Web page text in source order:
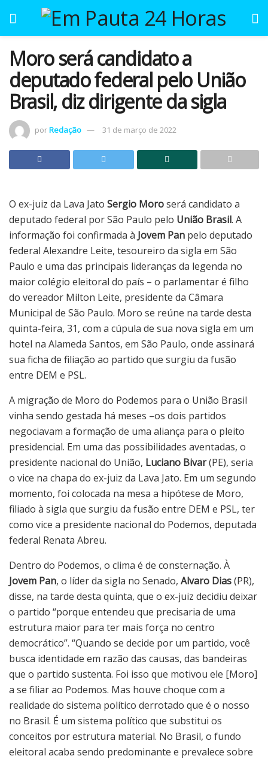
Moro será candidato a
deputado federal pelo União
Brasil, diz dirigente da sigla
porRedação 31 de março de 2022
O ex-juiz da Lava Jato Sergio Moroserá candidato a
deputado federal por São Paulo pelo União Brasil. A
informação foi confirmada à Jovem Pan pelo deputado
federal Alexandre Leite, tesoureiro da sigla em São
Paulo e uma das principais lideranças da legenda no
maior colégio eleitoral do país – o parlamentar é filho
do vereador Milton Leite, presidente da Câmara
Municipal de São Paulo. Moro se reúne na tarde desta
quinta-feira, 31, com a cúpula de sua nova sigla em um
hotel na Alameda Santos, em São Paulo, onde assinará
sua ficha de filiação ao partido que surgiu da fusão
entre DEM e PSL.
A migração de Moro do Podemos para o União Brasil
vinha sendo gestada há meses –os dois partidos
negociavam a formação de uma aliança para o pleito
presidencial. Em uma das possibilidades aventadas, o
presidente nacional do União, Luciano Bivar(PE), seria
o vice na chapa do ex-juiz da Lava Jato. Em um segundo
momento, foi colocada na mesa a hipótese de Moro,
filiado à sigla que surgiu da fusão entre DEM e PSL, ter
como vice a presidente nacional do Podemos, deputada
federal Renata Abreu.
Dentro do Podemos, o clima é de consternação. À
Jovem Pan, o líder da sigla no Senado, Alvaro Dias(PR),
disse, na tarde desta quinta, que o ex-juiz decidiu deixar
o partido “porque entendeu que precisaria de uma
estrutura maior para ter mais força no centro
democrático”. “Quando se decide por um partido, você
busca identidade em razão das causas, das bandeiras
que o partido sustenta. Foi isso que motivou ele [Moro]
a se filiar ao Podemos. Mas houve choque com a
realidade do sistema político derrotado que é o nosso
no Brasil. É um sistema político que substitui os
conceitos por estrutura material. No Brasil, o fundo
eleitoral acaba sendo predominante e prevalece sobre